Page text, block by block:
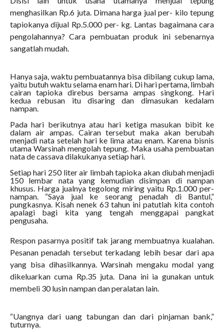
menghasilkan Rp.6 juta. Dimana harga jual per- kilo tepung
tapiokanya dijual Rp.5.000 per- kg. Lantas bagaimana cara
pengolahannya? Cara pembuatan produk ini sebenarnya
sangatlah mudah.
Hanya saja, waktu pembuatannya bisa dibilang cukup lama,
yaitu butuh waktu selama enam hari. Di hari pertama, limbah
cairan tapioka direbus bersama ampas singkong. Hari
kedua rebusan itu disaring dan dimasukan kedalam
nampan.
Pada hari berikutnya atau hari ketiga masukan bibit ke
dalam air ampas. Cairan tersebut maka akan berubah
menjadi nata setelah hari ke lima atau enam. Karena bisnis
utama Warsinah mengolah tepung. Maka usaha pembuatan
nata de cassava dilakukanya setiap hari.
Setiap hari 250 liter air limbah tapioka akan diubah menjadi
150 lembar nata yang kemudian disimpan di nampan
khusus. Harga jualnya tegolong miring yaitu Rp.1.000 per-
nampan. “Saya jual ke seorang penadah di Bantul,”
pungkasnya. Kisah nenek 63 tahun ini patutlah kita contoh
apalagi bagi kita yang tengah menggapai pangkat
pengusaha.
Respon pasarnya positif tak jarang membuatnya kualahan.
Pesanan penadah tersebut terkadang lebih besar dari apa
yang bisa dihasilkannya. Warsinah mengaku modal yang
dikeluarkan cuma Rp.35 juta. Dana ini ia gunakan untuk
membeli 30 lusin nampan dan peralatan lain.
“Uangnya dari uang tabungan dan dari pinjaman bank,”
tuturnya.